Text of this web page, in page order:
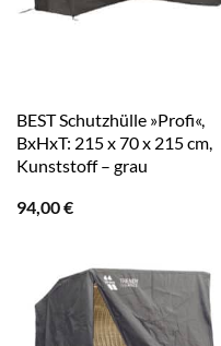
BEST Schutzhülle »Profi«,
BxHxT: 215 x 70 x 215 cm,
Kunststoff – grau
94,00€